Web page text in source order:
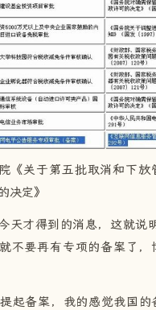
《关于第五批取消和下放
决定》
天才得到的消息，这就说
不要再有专项的备案了，
备案，我的感觉我国的